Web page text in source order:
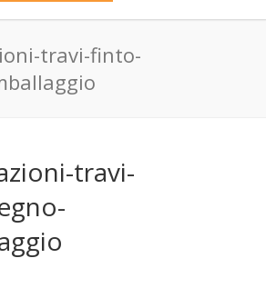
travi-finto-
travi-